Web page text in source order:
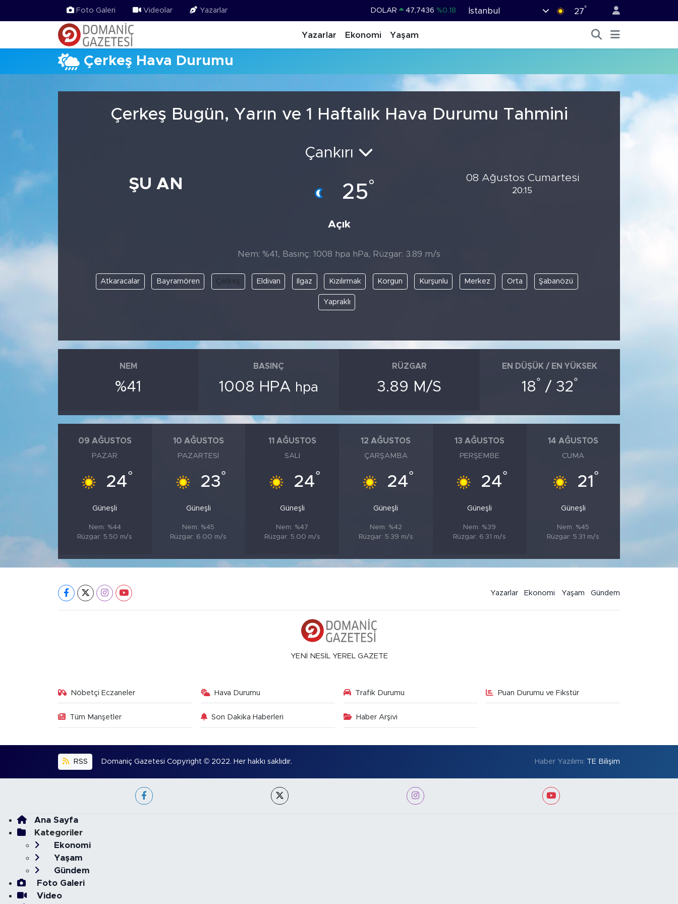
Foto Galeri Videolar Yazarlar DOLAR 47,7436 %0.18
STERLİN 64,4811 %0.38
BİST100 13.779 %-14
İstanbul 27°
Yazarlar Ekonomi Yaşam
Çerkeş Hava Durumu
Çerkeş Bugün, Yarın ve 1 Haftalık Hava Durumu Tahmini
ŞU AN
Çankırı
25°
Açık
08 Ağustos Cumartesi
20:15
Nem: %41, Basınç: 1008 hpa hPa, Rüzgar: 3.89 m/s
Atkaracalar Bayramören Çerkeş Eldivan Ilgaz Kızılırmak Korgun Kurşunlu Merkez Orta Şabanözü
Yapraklı
NEM
%41
BASINÇ
1008 HPA hpa
RÜZGAR
3.89 M/S
EN DÜŞÜK / EN YÜKSEK
18° / 32°
09 AĞUSTOS
PAZAR
24°
Güneşli
Nem: %44
Rüzgar: 5.50 m/s
10 AĞUSTOS
PAZARTESI
23°
Güneşli
Nem: %45
Rüzgar: 6.00 m/s
11 AĞUSTOS
SALI
24°
Güneşli
Nem: %47
Rüzgar: 5.00 m/s
12 AĞUSTOS
ÇARŞAMBA
24°
Güneşli
Nem: %42
Rüzgar: 5.39 m/s
13 AĞUSTOS
PERŞEMBE
24°
Güneşli
Nem: %39
Rüzgar: 6.31 m/s
14 AĞUSTOS
CUMA
21 °
Güneşli
Nem: %45
Rüzgar: 5.31 m/s
Yazarlar Ekonomi Yaşam Gündem
YENİ NESİL YEREL GAZETE
Nöbetçi Eczaneler Hava Durumu Trafik Durumu Puan Durumu ve Fikstür
Tüm Manşetler Son Dakika Haberleri Haber Arşivi
RSS Domaniç Gazetesi Copyright © 2022. Her hakkı saklıdır. Haber Yazılımı: TE Bilişim
Ana Sayfa
Kategoriler
Ekonomi
Yaşam
Gündem
Foto Galeri
Video